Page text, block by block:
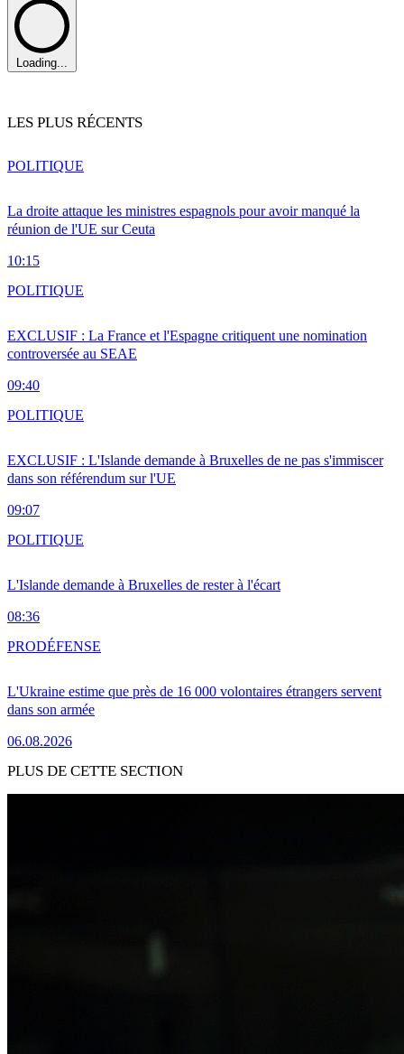
Loading...
LES PLUS RÉCENTS
La droite attaque les ministres espagnols pour avoir manqué la
réunion de l'UE sur Ceuta
10:15
POLITIQUE
EXCLUSIF : La France et l'Espagne critiquent une nomination
controversée au SEAE
09:40
POLITIQUE
EXCLUSIF : L'Islande demande à Bruxelles de ne pas s'immiscer
dans son référendum sur l'UE
09:07
POLITIQUE
L'Islande demande à Bruxelles de rester à l'écart
08:36
POLITIQUE
L'Ukraine estime que près de 16 000 volontaires étrangers servent
dans son armée
06.08.2026
PRODÉFENSE
PLUS DE CETTE SECTION